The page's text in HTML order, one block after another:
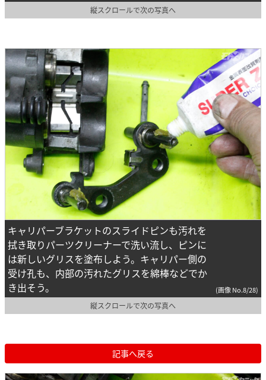
縦スクロールで次の写真へ
キャリパーブラケットのスライドピンも汚れを
拭き取りパーツクリーナーで洗い流し、ピンに
は新しいグリスを塗布しよう。キャリパー側の
受け孔も、内部の汚れたグリスを綿棒などでか
き出そう。
(画像 No.8/28)
縦スクロールで次の写真へ
記事へ戻る